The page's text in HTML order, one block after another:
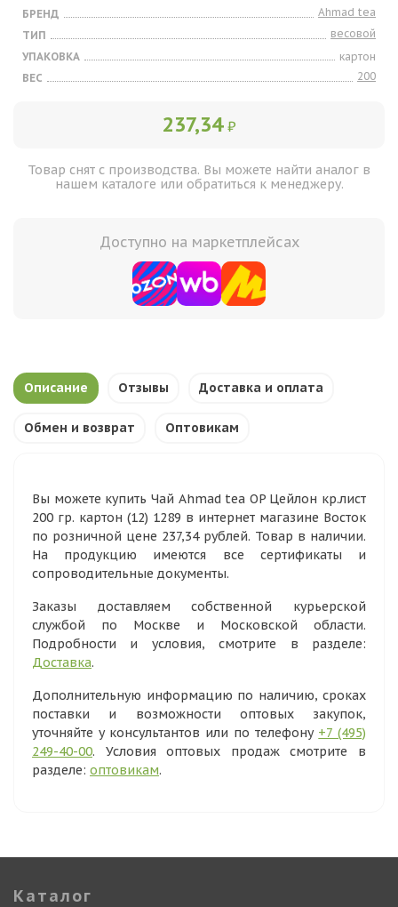
БРЕНД
Ahmad tea
ТИП
весовой
УПАКОВКА
картон
ВЕС
200
237,34 ₽
Товар снят с производства. Вы можете найти аналог в
нашем каталоге или обратиться к менеджеру.
Доступно на маркетплейсах
Описание Отзывы Доставка и оплата
Обмен и возврат Оптовикам
Вы можете купить Чай Ahmad tea OP Цейлон кр.лист
200 гр. картон (12) 1289 в интернет магазине Восток
по розничной цене 237,34 рублей. Товар в наличии.
На продукцию имеются все сертификаты и
сопроводительные документы.
Заказы доставляем собственной курьерской
службой по Москве и Московской области.
Подробности и условия, смотрите в разделе:
Доставка.
Дополнительную информацию по наличию, сроках
поставки и возможности оптовых закупок,
уточняйте у консультантов или по телефону +7 (495)
249-40-00. Условия оптовых продаж смотрите в
разделе: оптовикам.
Каталог